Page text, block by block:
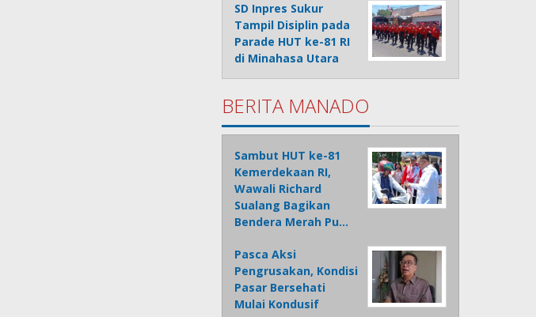
SD Inpres Sukur
Tampil Disiplin pada
Parade HUT ke-81 RI
di Minahasa Utara
BERITA MANADO
Sambut HUT ke-81
Kemerdekaan RI,
Wawali Richard
Sualang Bagikan
Bendera Merah Pu…
Pasca Aksi
Pengrusakan, Kondisi
Pasar Bersehati
Mulai Kondusif